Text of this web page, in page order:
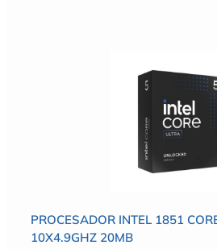
PROCESADOR INTEL 1851
10X4.9GHZ 20MB